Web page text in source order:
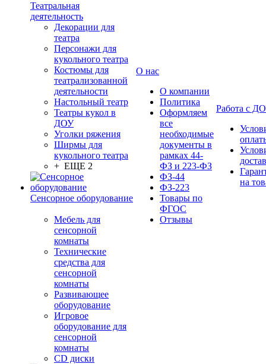
Театральная
деятельность
Декорации для
театра
Персонажи для
кукольного театра
Костюмы для
театрализованной
деятельности
Настольный театр
Театры кукол в
ДОУ
Уголки ряжения
Ширмы для
кукольного театра
+ ЕЩЕ 2
Сенсорное оборудование
Мебель для
сенсорной
комнаты
Технические
средства для
сенсорной
комнаты
Развивающее
оборудование
Игровое
оборудование для
сенсорной
комнаты
CD диски
О нас
О компании
Политика
Оформляем
все
необходимые
документы в
рамках 44-
ФЗ и 223-ФЗ
ФЗ-44
ФЗ-223
Товары по
ФГОС
Отзывы
Работа с
на